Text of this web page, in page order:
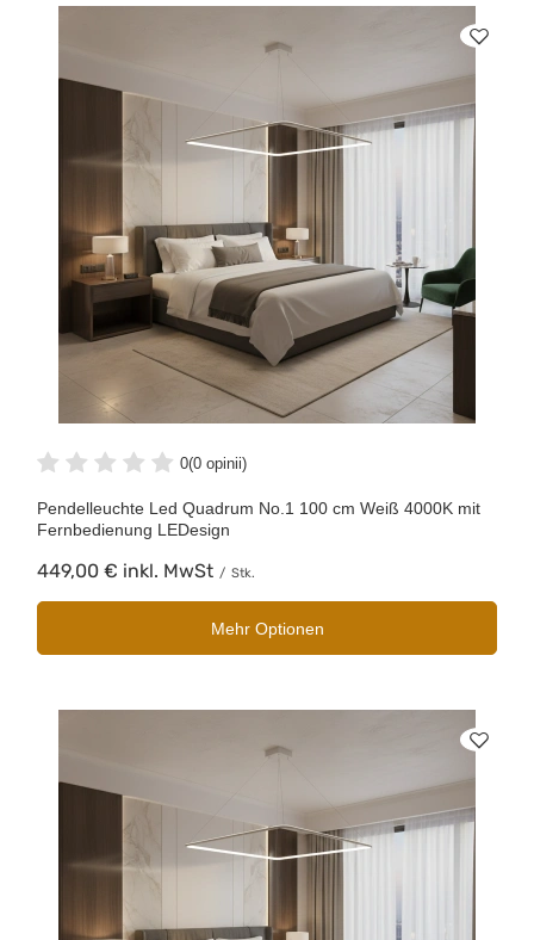
0(0 opinii)
Pendelleuchte Led Quadrum No.1 100 cm Weiß 4000K mit
Fernbedienung LEDesign
449,00 € inkl. MwSt / Stk.
Mehr Optionen